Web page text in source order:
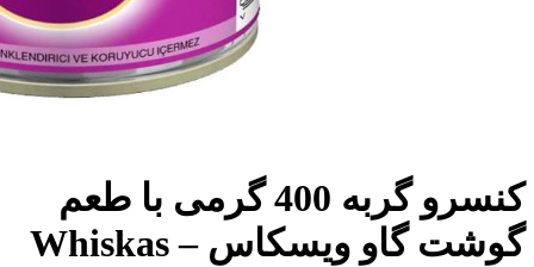
کنسرو گربه 400 گرمی با طعم
گوشت گاو ویسکاس – Whiskas